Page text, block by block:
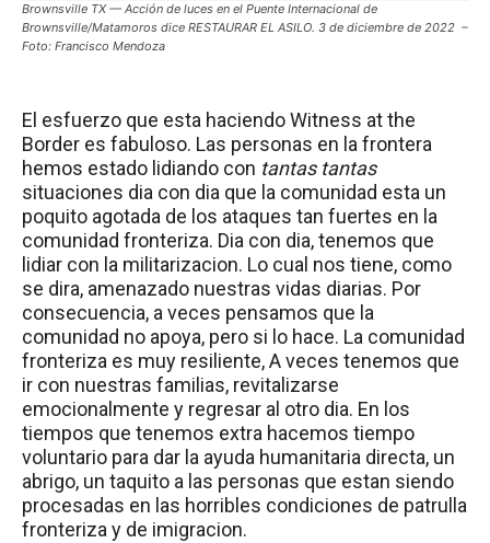
Brownsville TX — Acción de luces en el Puente Internacional de
Brownsville/Matamoros dice RESTAURAR EL ASILO. 3 de diciembre de 2022 –
Foto: Francisco Mendoza
E l esfuerzo que esta haciendo Witness at the
Border es fabuloso. Las personas en la frontera
hemos estado lidiando con tantas tantas
situaciones dia con dia que la comunidad esta un
poquito agotada de los ataques tan fuertes en la
comunidad fronteriza. Dia con dia, tenemos que
lidiar con la militarizacion. Lo cual nos tiene, como
se dira, amenazado nuestras vidas diarias. Por
consecuencia, a veces pensamos que la
comunidad no apoya, pero si lo hace. La comunidad
fronteriza es muy resiliente, A veces tenemos que
ir con nuestras familias, revitalizarse
emocionalmente y regresar al otro dia. En los
tiempos que tenemos extra hacemos tiempo
voluntario para dar la ayuda humanitaria directa, un
abrigo, un taquito a las personas que estan siendo
procesadas en las horribles condiciones de patrulla
fronteriza y de imigracion.